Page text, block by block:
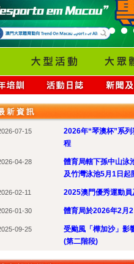
07-15
2026年“琴澳杯”系
程
04-28
體育局轄下孫中山泳
及竹灣泳池5月1日起
02-11 2025澳門優秀運動
01-30 體育局於2026年2月
09-25
受颱風「樺加沙」影
(第二階段)